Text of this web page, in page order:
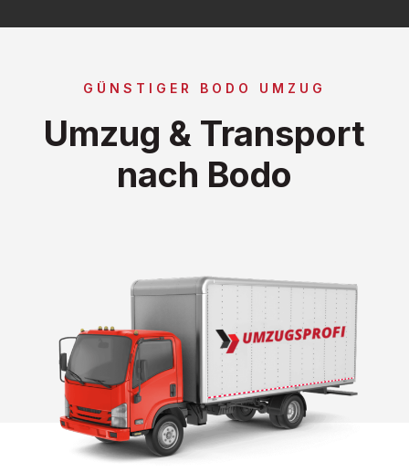
GÜNSTIGER BODO UMZUG
Umzug & Transport
nach Bodo